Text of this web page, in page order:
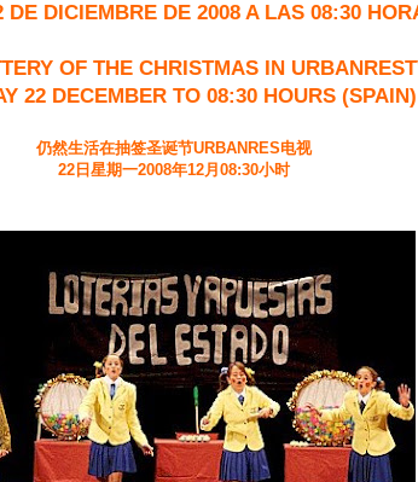
DE DICIEMBRE DE 2008 A LAS 08:30
OF THE CHRISTMAS IN
22 DECEMBER TO 08:30 HOURS (SPAIN)
仍然生活在抽签圣诞节URBANRES电视
22日星期一2008年12月08:30小时